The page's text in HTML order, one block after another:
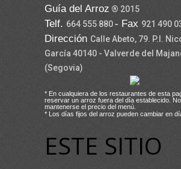
Guía del Arroz ® 2015
Telf. 664 555 880- Fax 921 490
Dirección Calle Abeto, 79. P.I.
García 40140 - Valverde del
(Segovia)
* En cualquiera de los restaurantes de esta
reservar un arroz fuera del día establecido.
mantenerse el precio del menú.
* Los días fijos del arroz pueden cambiar en
ESTE SITIO